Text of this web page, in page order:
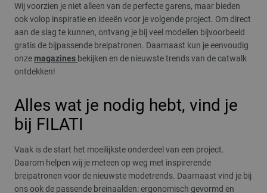
Wij voorzien je niet alleen van de perfecte garens, maar bieden
ook volop inspiratie en ideeën voor je volgende project. Om direct
aan de slag te kunnen, ontvang je bij veel modellen bijvoorbeeld
gratis de bijpassende breipatronen. Daarnaast kun je eenvoudig
onze magazines bekijken en de nieuwste trends van de catwalk
ontdekken!
Alles wat je nodig hebt, vind je
bij FILATI
Vaak is de start het moeilijkste onderdeel van een project.
Daarom helpen wij je meteen op weg met inspirerende
breipatronen voor de nieuwste modetrends. Daarnaast vind je bij
ons ook de passende breinaalden: ergonomisch gevormd en